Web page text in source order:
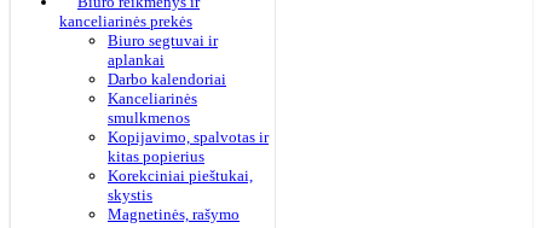
kanceliarinės prekės
Biuro segtuvai ir
aplankai
Darbo kalendoriai
Kanceliarinės
smulkmenos
Kopijavimo, spalvotas ir
kitas popierius
Korekciniai pieštukai,
skystis
Magnetinės, rašymo